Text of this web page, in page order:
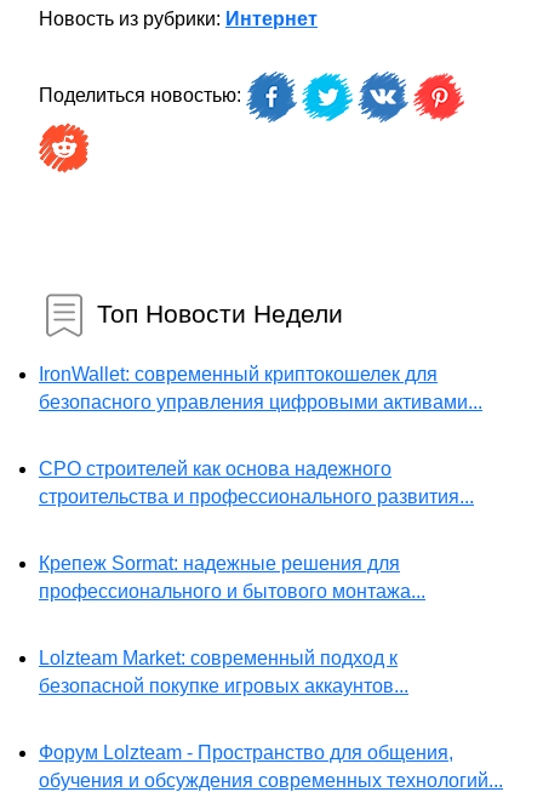
Новость из рубрики: Интернет
Поделиться новостью:
Топ Новости Недели
IronWallet: современный криптокошелек для
безопасного управления цифровыми активами...
СРО строителей как основа надежного
строительства и профессионального развития...
Крепеж Sormat: надежные решения для
профессионального и бытового монтажа...
Lolzteam Market: современный подход к
безопасной покупке игровых аккаунтов...
Форум Lolzteam - Пространство для общения,
обучения и обсуждения современных технологий...